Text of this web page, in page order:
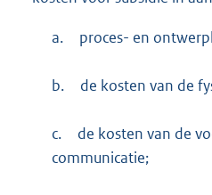
a. proces- en
b. de kosten van de
c.
de kosten van de
communicatie;